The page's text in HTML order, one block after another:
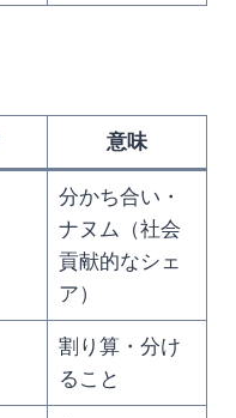
意味
分かち合い・
ナヌム（社会
貢献的なシェ
ア）
割り算・分け
ること